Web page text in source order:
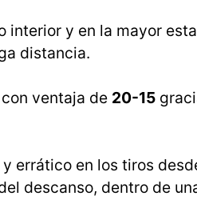
interior y en la mayor
distancia.
ventaja de 20-15
errático en los tiros
descanso, dentro de